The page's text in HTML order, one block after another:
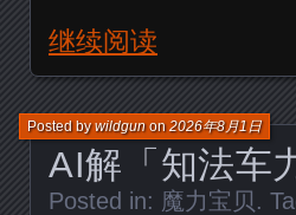
继续阅读
AI解「知法车
Posted bywildgunon2026年8月1日
Posted in: 魔力宝贝 .